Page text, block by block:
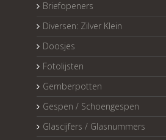
Briefopeners
Diversen: Zilver Klein
Doosjes
Fotolijsten
Gemberpotten
Gespen / Schoengespen
Glascijfers / Glasnummers